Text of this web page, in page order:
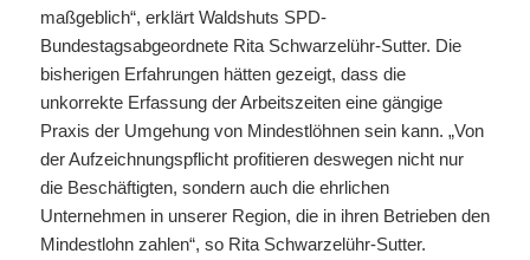
maßgeblich“, erklärt Waldshuts SPD-
Bundestagsabgeordnete Rita Schwarzelühr-Sutter. Die
bisherigen Erfahrungen hätten gezeigt, dass die
unkorrekte Erfassung der Arbeitszeiten eine gängige
Praxis der Umgehung von Mindestlöhnen sein kann. „Von
der Aufzeichnungspflicht profitieren deswegen nicht nur
die Beschäftigten, sondern auch die ehrlichen
Unternehmen in unserer Region, die in ihren Betrieben den
Mindestlohn zahlen“, so Rita Schwarzelühr-Sutter.